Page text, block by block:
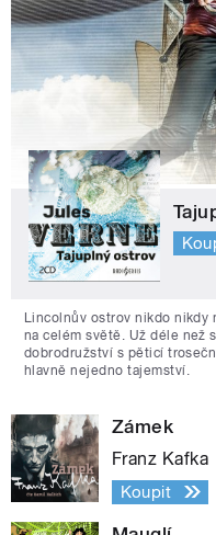
Lincolnův ostrov nikdo nikdy
na celém světě. Už déle než
dobrodružství s pěticí
hlavně nejedno tajemství.
Zámek
Franz Kafka
Koupit